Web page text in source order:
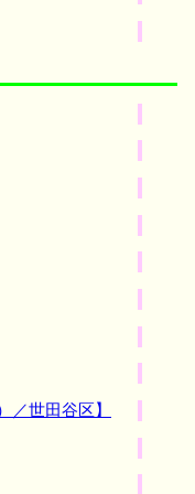
世田谷区】